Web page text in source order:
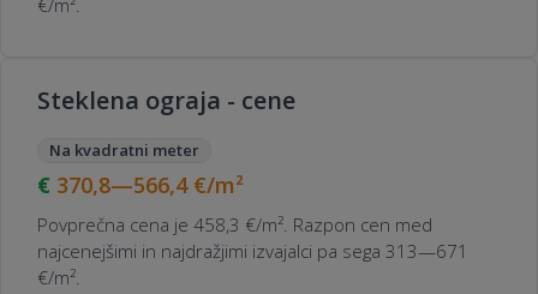
€/m².
Steklena ograja - cene
Na kvadratni meter
370,8—566,4 €/m²
Povprečna cena je 458,3 €/m². Razpon cen med
najcenejšimi in najdražjimi izvajalci pa sega 313—671
€/m².